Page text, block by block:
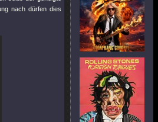
nach dürfen dies